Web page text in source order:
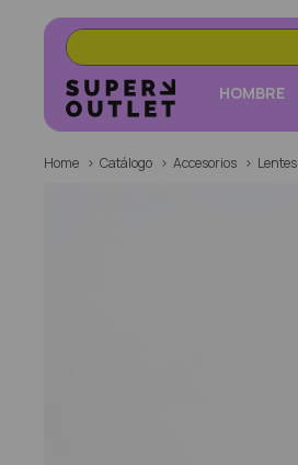
HOMBRE
Home Catálogo Accesorios Lentes